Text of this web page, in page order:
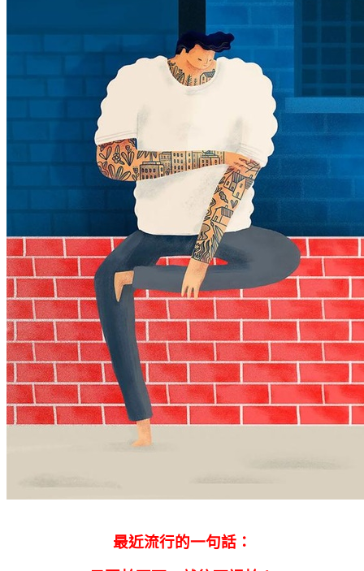
最近流行的一句話：